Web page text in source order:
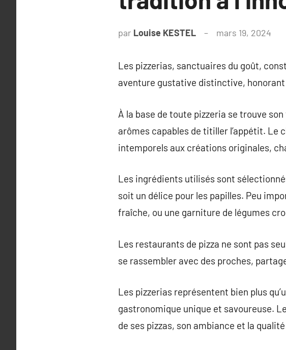
par Louise KESTEL mars 19, 2024
Les pizzerias, sanctuaires du goût,
aventure gustative distinctive, honorant
À la base de toute pizzeria se trouve
arômes capables de titiller l’appétit. Le
intemporels aux créations originales,
Les ingrédients utilisés sont
soit un délice pour les papilles. Peu
fraîche, ou une garniture de légumes
Les restaurants de pizza ne sont pas
se rassembler avec des proches,
Les pizzerias représentent bien plus
gastronomique unique et savoureuse.
de ses pizzas, son ambiance et la